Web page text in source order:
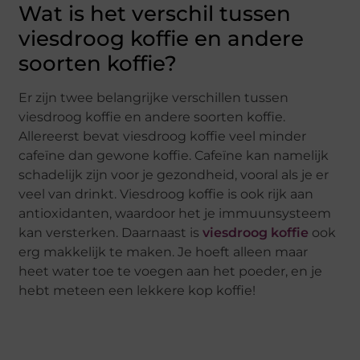
Wat is het verschil tussen
viesdroog koffie en andere
soorten koffie?
Er zijn twee belangrijke verschillen tussen
viesdroog koffie en andere soorten koffie.
Allereerst bevat viesdroog koffie veel minder
cafeïne dan gewone koffie. Cafeïne kan namelijk
schadelijk zijn voor je gezondheid, vooral als je er
veel van drinkt. Viesdroog koffie is ook rijk aan
antioxidanten, waardoor het je immuunsysteem
kan versterken. Daarnaast isviesdroog koffie ook
erg makkelijk te maken. Je hoeft alleen maar
heet water toe te voegen aan het poeder, en je
hebt meteen een lekkere kop koffie!